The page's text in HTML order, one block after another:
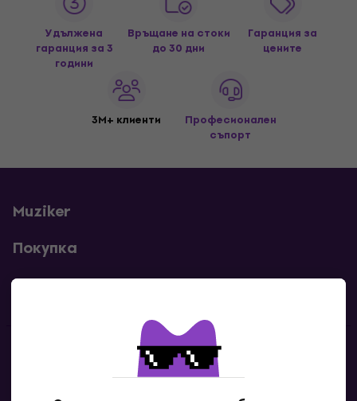
Удължена
гаранция за 3
години
Връщане на стоки
до 30 дни
Гаранция за
цените
3M+ клиенти
Професионален
съпорт
Muziker
Покупка
Полезни линкове
Контакти